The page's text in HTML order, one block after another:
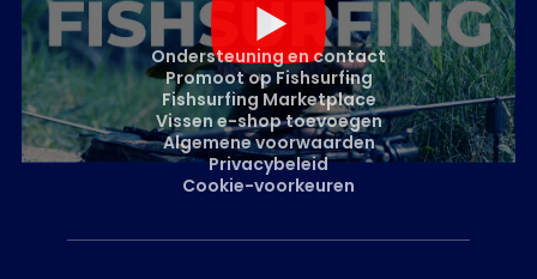
Ondersteuning en contact
Promoot op Fishsurfing
Fishsurfing Marketplace
Vissen e-shop toevoegen
Algemene voorwaarden
Privacybeleid
Cookie-voorkeuren